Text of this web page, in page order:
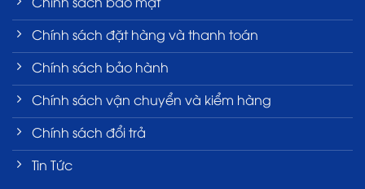
Chính sách đặt hàng và thanh toán
Chính sách bảo hành
Chính sách vận chuyển và kiểm hàng
Chính sách đổi trả
Tin Tức